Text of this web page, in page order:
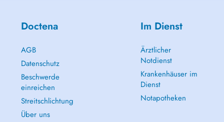
Doctena
AGB
Datenschutz
Beschwerde
einreichen
Streitschlichtung
Über uns
Im Dienst
Ärztlicher
Notdienst
Krankenhäuser im
Dienst
Notapotheken